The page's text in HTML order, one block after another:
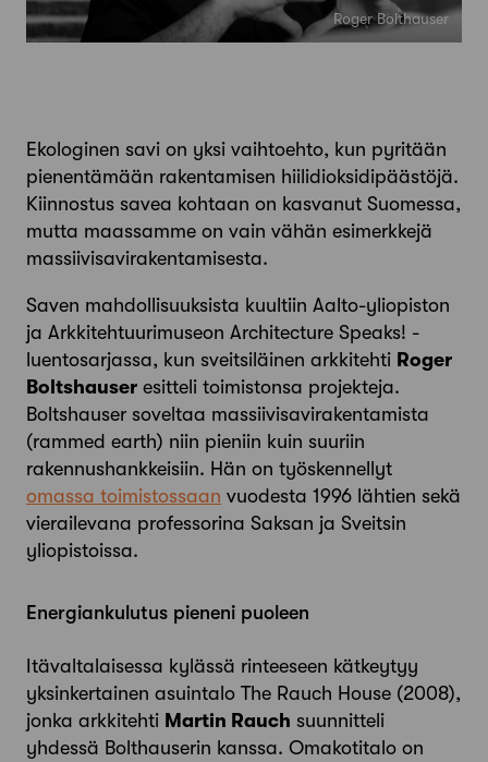
Roger Bolthauser
Ekologinen savi on yksi vaihtoehto, kun pyritään
pienentämään rakentamisen hiilidioksidipäästöjä.
Kiinnostus savea kohtaan on kasvanut Suomessa,
mutta maassamme on vain vähän esimerkkejä
massiivisavirakentamisesta.
Saven mahdollisuuksista kuultiin Aalto-yliopiston
ja Arkkitehtuurimuseon Architecture Speaks! -
luentosarjassa, kun sveitsiläinen arkkitehti Roger
Boltshauser esitteli toimistonsa projekteja.
Boltshauser soveltaa massiivisavirakentamista
(rammed earth) niin pieniin kuin suuriin
rakennushankkeisiin. Hän on työskennellyt
omassa toimistossaan vuodesta 1996 lähtien sekä
vierailevana professorina Saksan ja Sveitsin
yliopistoissa.
Energiankulutus pieneni puoleen
Itävaltalaisessa kylässä rinteeseen kätkeytyy
yksinkertainen asuintalo The Rauch House (2008),
jonka arkkitehti Martin Rauch suunnitteli
yhdessä Bolthauserin kanssa. Omakotitalo on